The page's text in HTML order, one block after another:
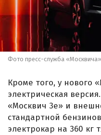
Фото пресс-служба «Москвича»
Кроме того, у нового
электрическая
«Москвич 3е» и
стандартной
электрокар на 360 кг